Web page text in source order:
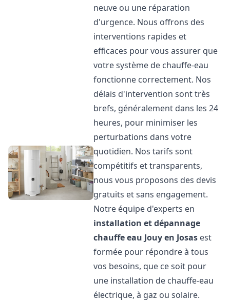
neuve ou une réparation
d'urgence. Nous offrons des
interventions rapides et
efficaces pour vous assurer que
votre système de chauffe-eau
fonctionne correctement. Nos
délais d'intervention sont très
brefs, généralement dans les 24
heures, pour minimiser les
perturbations dans votre
quotidien. Nos tarifs sont
compétitifs et transparents,
nous vous proposons des devis
gratuits et sans engagement.
Notre équipe d'experts en
installation et dépannage
chauffe eau Jouy en Josas est
formée pour répondre à tous
vos besoins, que ce soit pour
une installation de chauffe-eau
électrique, à gaz ou solaire.